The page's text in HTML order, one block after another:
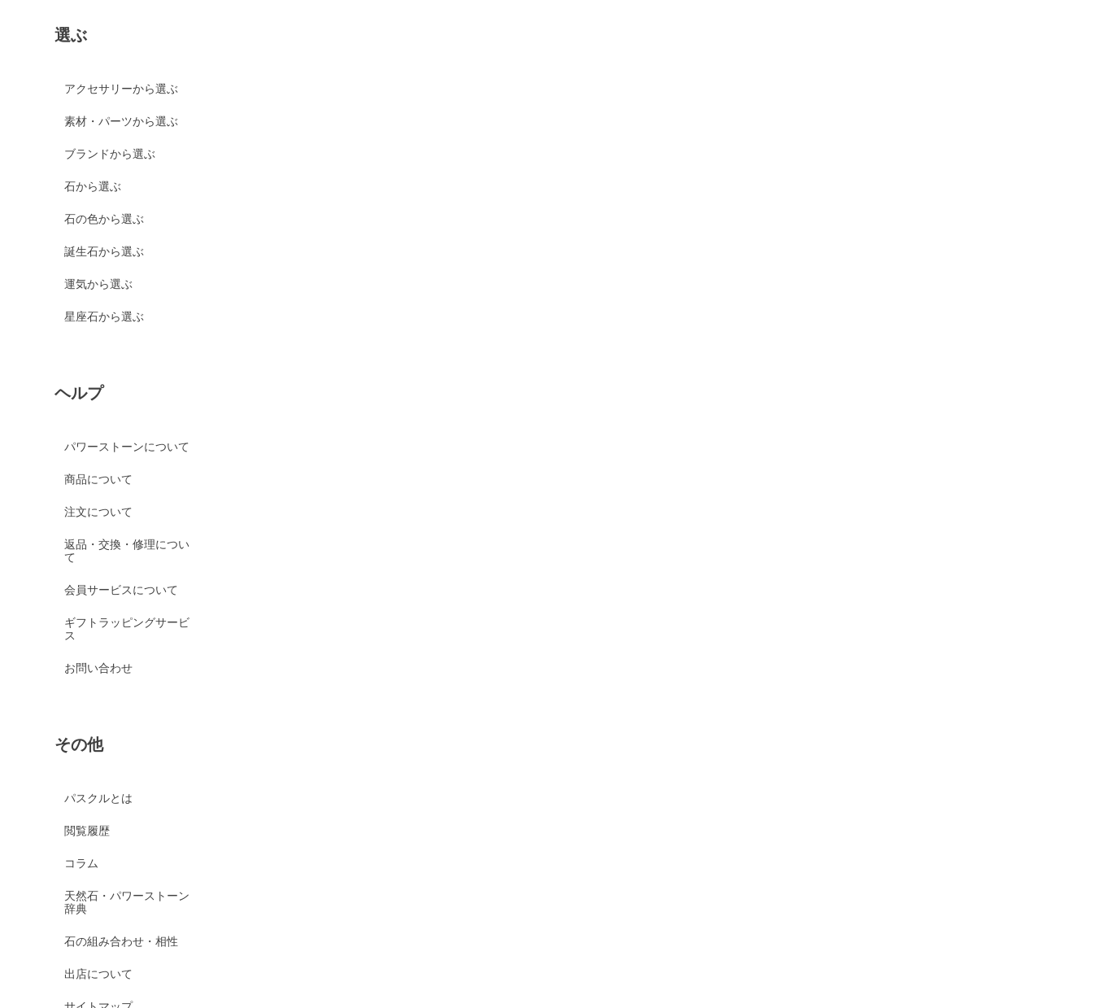
選ぶ
アクセサリーから選ぶ
素材・パーツから選ぶ
ブランドから選ぶ
石から選ぶ
石の色から選ぶ
誕生石から選ぶ
運気から選ぶ
星座石から選ぶ
ヘルプ
パワーストーンについて
商品について
注文について
返品・交換・修理につい
て
会員サービスについて
ギフトラッピングサービ
ス
お問い合わせ
その他
パスクルとは
閲覧履歴
コラム
天然石・パワーストーン
辞典
石の組み合わせ・相性
出店について